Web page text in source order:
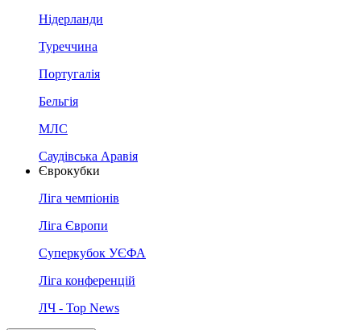
Нідерланди
Туреччина
Португалія
Бельгія
МЛС
Саудівська Аравія
Єврокубки
Ліга чемпіонів
Ліга Європи
Суперкубок УЄФА
Ліга конференцій
ЛЧ - Top News